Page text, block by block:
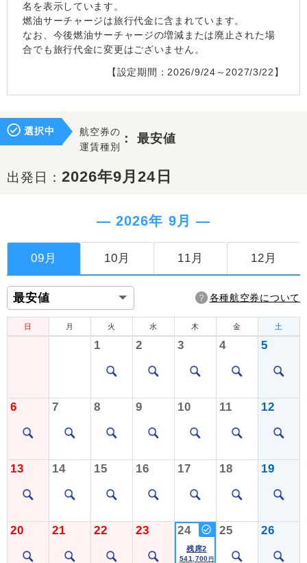
名を表示しています。
燃油サーチャージは旅行代金に含まれています。
なお、今後燃油サーチャージの増減または廃止された場
合でも旅行代金に変更はございません。
【設定期間：2026/9/24～2027/3/22】
選択中
航空券の
運賃種別
：最安値
出発日： 2026年9月24日
― 2026年 9月 ―
09月 10月 11月 12月
各種航空券について
日 月 火 水 木 金 土
1 2 3 4 5
6 7 8 9 10 11 12
13 14 15 16 17 18 19
20 21 22 23 24
残席2
541,700 円
25 26